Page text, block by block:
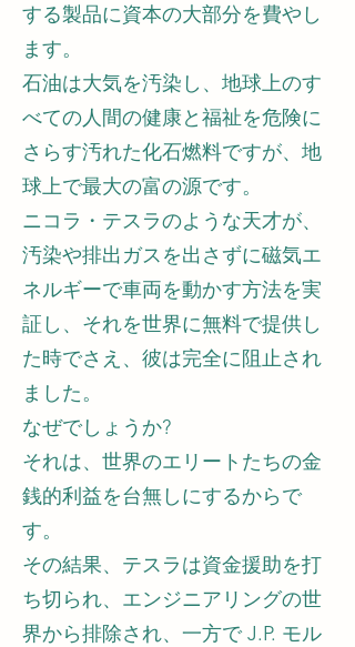
する製品に資本の大部分を費やし
ます。
石油は大気を汚染し、地球上のす
べての人間の健康と福祉を危険に
さらす汚れた化石燃料ですが、地
球上で最大の富の源です。
ニコラ・テスラのような天才が、
汚染や排出ガスを出さずに磁気エ
ネルギーで車両を動かす方法を実
証し、それを世界に無料で提供し
た時でさえ、彼は完全に阻止され
ました。
なぜでしょうか?
それは、世界のエリートたちの金
銭的利益を台無しにするからで
す。
その結果、テスラは資金援助を打
ち切られ、エンジニアリングの世
界から排除され、一方で J.P. モル